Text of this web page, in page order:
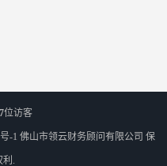
位访客
-1 佛山市领云财务顾问有限公司 保
利.